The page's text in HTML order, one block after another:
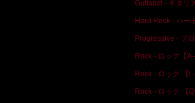
Guitarist - ギタリ
Hard Rock - ハー
Progressive - プ
Rock - ロック【A -
Rock - ロック 【I -
Rock - ロック 【Q